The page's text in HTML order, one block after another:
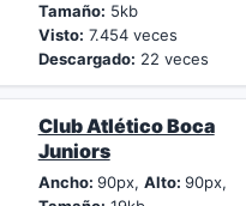
Tamaño: 5kb
Visto: 7.454 veces
Descargado: 22 veces
Club Atlético Boca
Juniors
Ancho: 90px, Alto: 90px,